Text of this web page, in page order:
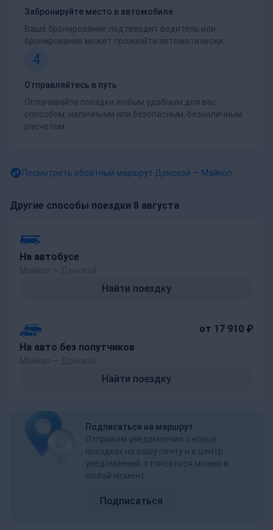
Забронируйте место в автомобиле
Ваше бронирование подтвердит водитель или
бронирование может произойти автоматически.
4
Отправляйтесь в путь
Оплачивайте поездки любым удобным для вас
способом: наличными или безопасным, безналичным
расчетом.
Посмотреть обратный маршрут Донской — Майкоп
Другие способы поездки 8 августа
На автобусе
Найти поездку
На авто без попутчиков
от 17 910 ₽
Найти поездку
Подписаться на маршрут
Отправим уведомления о новых
поездках на вашу почту и в центр
уведомлений, отписаться можно в
любой момент
Подписаться